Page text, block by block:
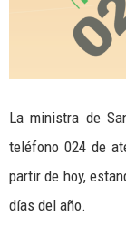
La ministra de
teléfono 024 de
partir de hoy,
días del año.